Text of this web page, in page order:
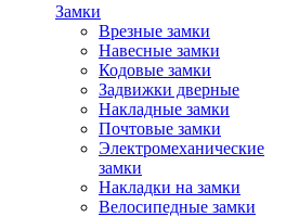
Замки
Врезные замки
Навесные замки
Кодовые замки
Задвижки дверные
Накладные замки
Почтовые замки
Электромеханические
замки
Накладки на замки
Велосипедные замки